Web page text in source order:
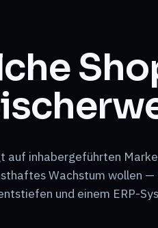
auf inhabergeführten
Wachstum wollen
und einem ERP-